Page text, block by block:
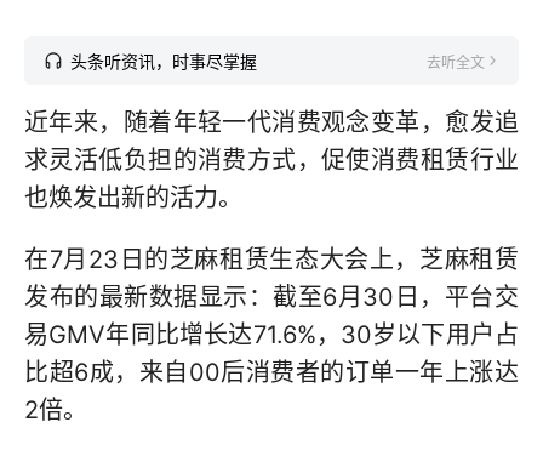
头条听资讯，时事尽掌握 去听全文
近年来，随着年轻一代消费观念变革，愈发追
求灵活低负担的消费方式，促使消费租赁行业
也焕发出新的活力。
在7月23日的芝麻租赁生态大会上，芝麻租赁
发布的最新数据显示：截至6月30日，平台交
易GMV年同比增长达71.6%，30岁以下用户占
比超6成，来自00后消费者的订单一年上涨达
2倍。